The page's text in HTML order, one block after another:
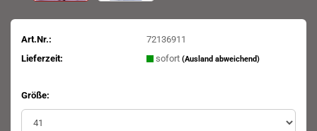
Art.Nr.:
72136911
Lieferzeit:
sofort (Ausland abweichend)
Größe: